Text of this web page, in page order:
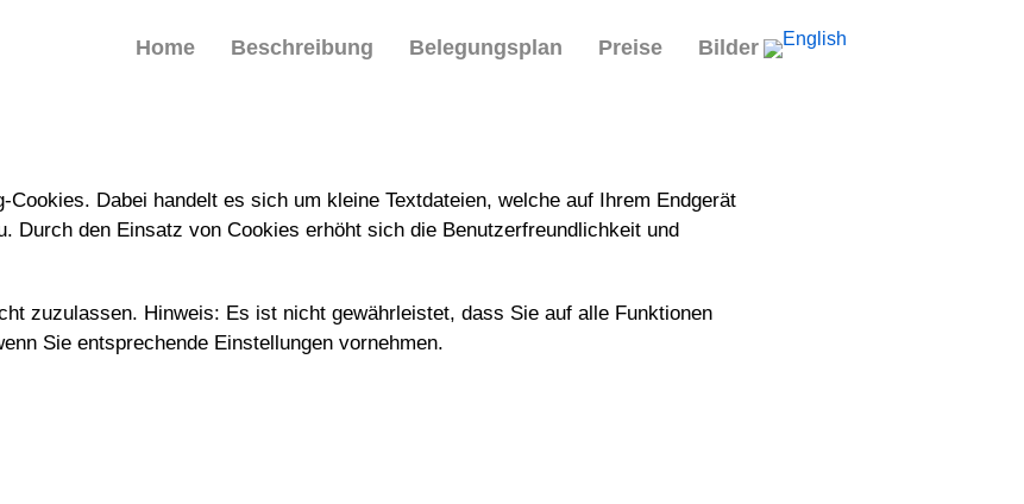
Home Beschreibung Belegungsplan Preise Bilder
Dabei handelt es sich um kleine Textdateien, welche auf Ihrem Endgerät
Durch den Einsatz von Cookies erhöht sich die Benutzerfreundlichkeit und
zuzulassen. Hinweis: Es ist nicht gewährleistet, dass Sie auf alle Funktionen
Sie entsprechende Einstellungen vornehmen.